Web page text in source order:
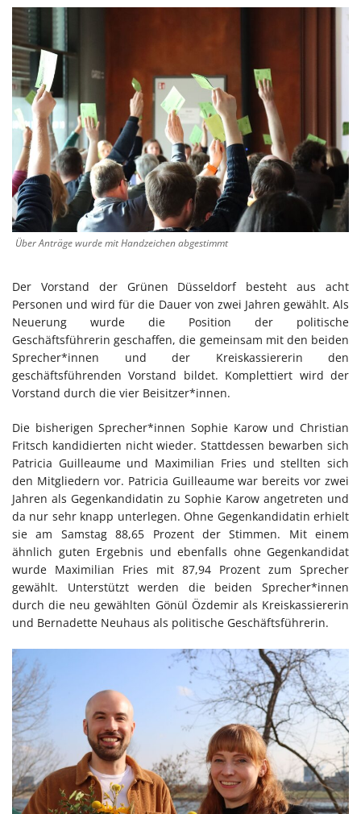
Über Anträge wurde mit Handzeichen abgestimmt
Der Vorstand der Grünen Düsseldorf besteht aus acht
Personen und wird für die Dauer von zwei Jahren gewählt. Als
Neuerung wurde die Position der politische
Geschäftsführerin geschaffen, die gemeinsam mit den beiden
Sprecher*innen und der Kreiskassiererin den
geschäftsführenden Vorstand bildet. Komplettiert wird der
Vorstand durch die vier Beisitzer*innen.
Die bisherigen Sprecher*innen Sophie Karow und Christian
Fritsch kandidierten nicht wieder. Stattdessen bewarben sich
Patricia Guilleaume und Maximilian Fries und stellten sich
den Mitgliedern vor. Patricia Guilleaume war bereits vor zwei
Jahren als Gegenkandidatin zu Sophie Karow angetreten und
da nur sehr knapp unterlegen. Ohne Gegenkandidatin erhielt
sie am Samstag 88,65 Prozent der Stimmen. Mit einem
ähnlich guten Ergebnis und ebenfalls ohne Gegenkandidat
wurde Maximilian Fries mit 87,94 Prozent zum Sprecher
gewählt. Unterstützt werden die beiden Sprecher*innen
durch die neu gewählten Gönül Özdemir als Kreiskassiererin
und Bernadette Neuhaus als politische Geschäftsführerin.